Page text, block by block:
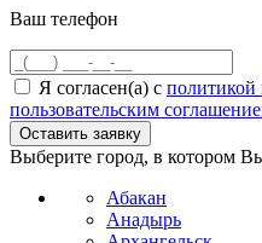
Ваш телефон
Я согласен(а) с политикой
пользовательским
Выберите город, в котором
Абакан
Анадырь